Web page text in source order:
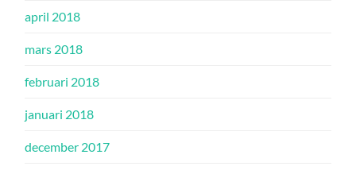
april 2018
mars 2018
februari 2018
januari 2018
december 2017